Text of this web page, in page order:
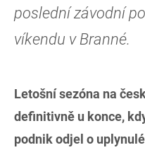
poslední závodní
víkendu v Branné.
Letošní sezóna na
definitivně u konce,
podnik odjel o